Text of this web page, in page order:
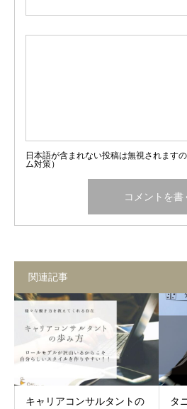
日本語が含まれない投稿は無視されます
ム対策）
関連記事
キャリアコンサルタントの
タ